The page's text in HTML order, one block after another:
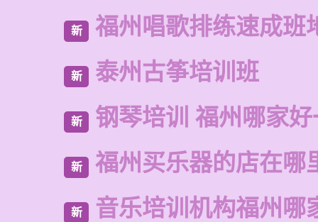
新 福州唱歌排练速成班
新 泰州古筝培训班
新 钢琴培训 福州哪家
新 福州买乐器的店在哪
新 音乐培训机构福州哪